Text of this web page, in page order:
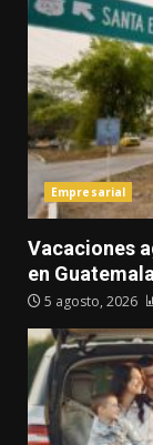
Empresarial
Vacaciones
en
5 agosto, 2026